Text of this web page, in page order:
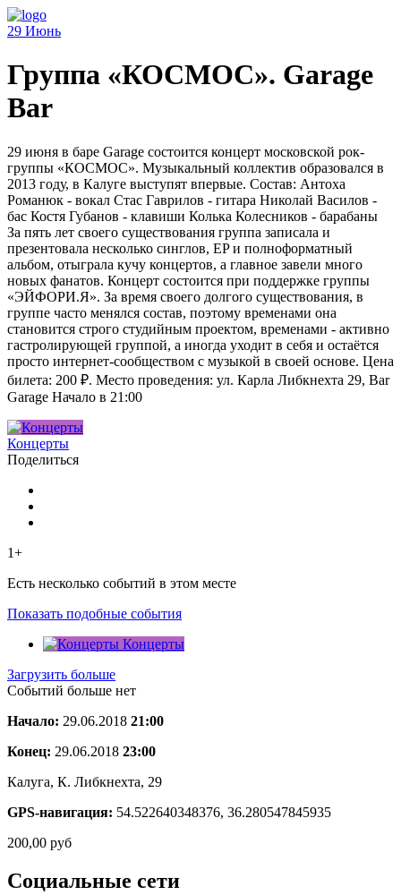
29 Июнь
Группа «КОСМОС». Garage
Bar
29 июня в баре Garage состоится концерт московской рок-
группы «КОСМОС». Музыкальный коллектив образовался в
2013 году, в Калуге выступят впервые. Состав: Антоха
Романюк - вокал Стас Гаврилов - гитара Николай Василов -
бас Костя Губанов - клавиши Колька Колесников - барабаны
За пять лет своего существования группа записала и
презентовала несколько синглов, EP и полноформатный
альбом, отыграла кучу концертов, а главное завели много
новых фанатов. Концерт состоится при поддержке группы
«ЭЙФОРИ.Я». За время своего долгого существования, в
группе часто менялся состав, поэтому временами она
становится строго студийным проектом, временами - активно
гастролирующей группой, а иногда уходит в себя и остаётся
просто интернет-сообществом с музыкой в своей основе. Цена
билета: 200 ₽. Место проведения: ул. Карла Либкнехта 29, Bar
Garage Начало в 21:00
Концерты
Поделиться
1+
Есть несколько событий в этом месте
Показать подобные события
Концерты
Загрузить больше
Событий больше нет
Начало: 29.06.2018 21:00
Конец: 29.06.2018 23:00
Калуга, К. Либкнехта, 29
GPS-навигация: 54.522640348376, 36.280547845935
200,00 руб
Социальные сети